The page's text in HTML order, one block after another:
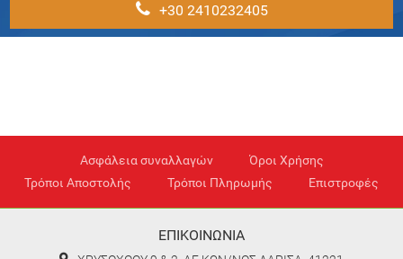
+30 2410232405
Ασφάλεια συναλλαγών
Όροι Χρήσης
Τρόποι Αποστολής
Τρόποι Πληρωμής Επιστροφές
ΕΠΙΚΟΙΝΩΝΙΑ